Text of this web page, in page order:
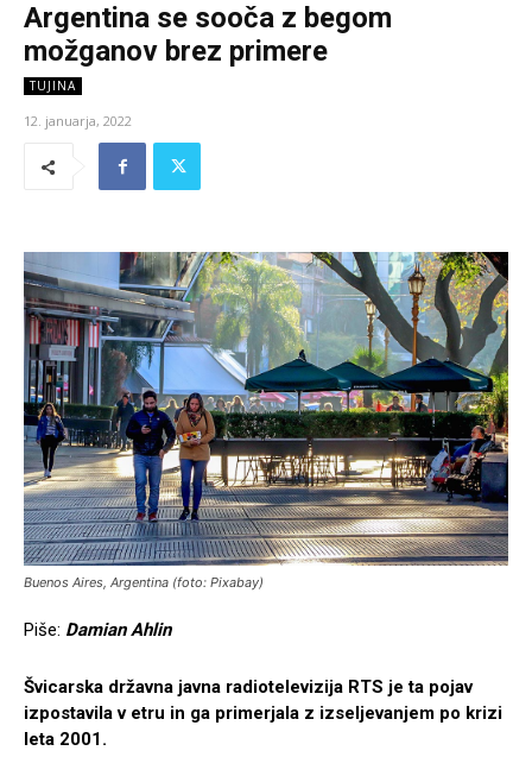
Argentina se sooča z begom
možganov brez primere
TUJINA
12. januarja, 2022
Buenos Aires, Argentina (foto: Pixabay)
Piše: Damian Ahlin
Švicarska državna javna radiotelevizija RTS je ta pojav
izpostavila v etru in ga primerjala z izseljevanjem po krizi
leta 2001.